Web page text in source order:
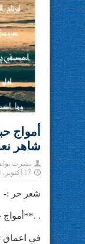
أمواج
شاهر
نشرت
17 أكتوبر، 2020
شعر حر :-
.
في اعماق